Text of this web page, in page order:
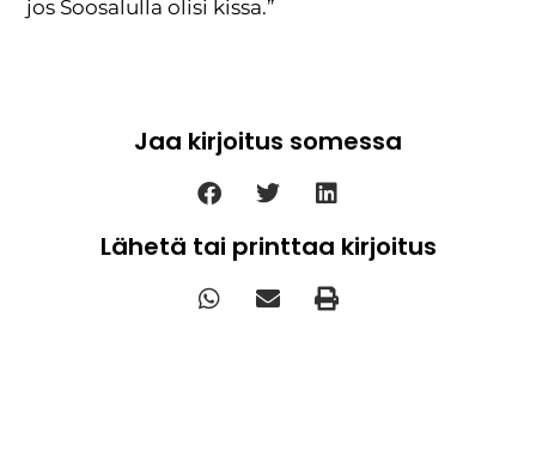
jos Soosalulla olisi kissa.”
Jaa kirjoitus somessa
Lähetä tai printtaa kirjoitus